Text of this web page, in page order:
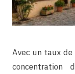
Avec un taux
concentration